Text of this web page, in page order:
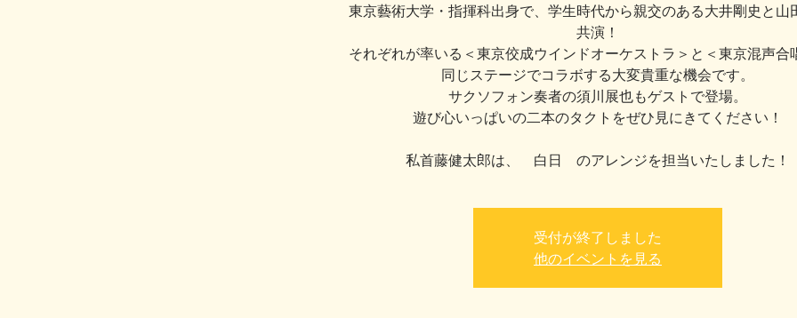
東京藝術大学・指揮科出身で、学生時代から親交のある大井剛史と山
共演！
それぞれが率いる＜東京佼成ウインドオーケストラ＞と＜東京混声合
同じステージでコラボする大変貴重な機会です。
サクソフォン奏者の須川展也もゲストで登場。
遊び心いっぱいの二本のタクトをぜひ見にきてください！
私首藤健太郎は、 白日 のアレンジを担当いたしました！
受付が終了しました
他のイベントを見る